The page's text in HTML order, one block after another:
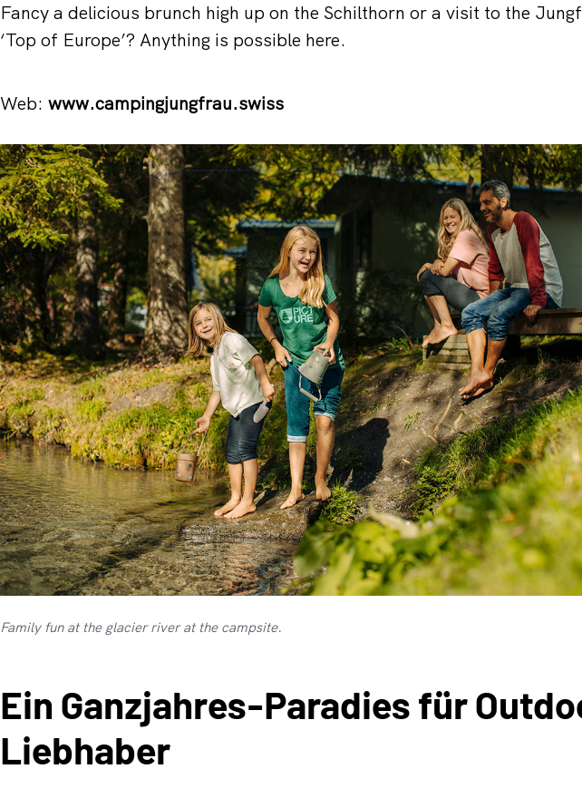
Fancy a delicious brunch high up on the Schilthorn or a visit to the
‘Top of Europe’? Anything is possible here.
Web: www.campingjungfrau.swiss
Family fun at the glacier river at the campsite.
Ein Ganzjahres-Paradies für
Liebhaber